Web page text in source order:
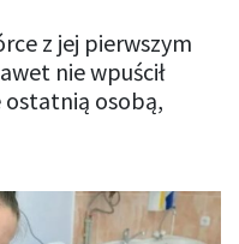
z jej pierwszym
nie wpuścił
ostatnią osobą,